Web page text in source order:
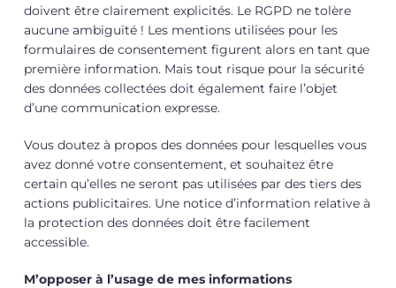
doivent être clairement explicités. Le RGPD ne tolère
aucune ambiguïté ! Les mentions utilisées pour les
formulaires de consentement figurent alors en tant que
première information. Mais tout risque pour la sécurité
des données collectées doit également faire l’objet
d’une communication expresse.
Vous doutez à propos des données pour lesquelles vous
avez donné votre consentement, et souhaitez être
certain qu’elles ne seront pas utilisées par des tiers des
actions publicitaires. Une notice d’information relative à
la protection des données doit être facilement
accessible.
M’opposer à l’usage de mes informations